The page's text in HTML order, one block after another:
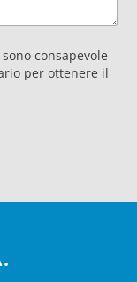
sono consapevole
per ottenere il